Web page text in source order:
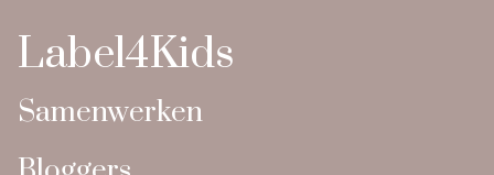
Label4Kids
Samenwerken